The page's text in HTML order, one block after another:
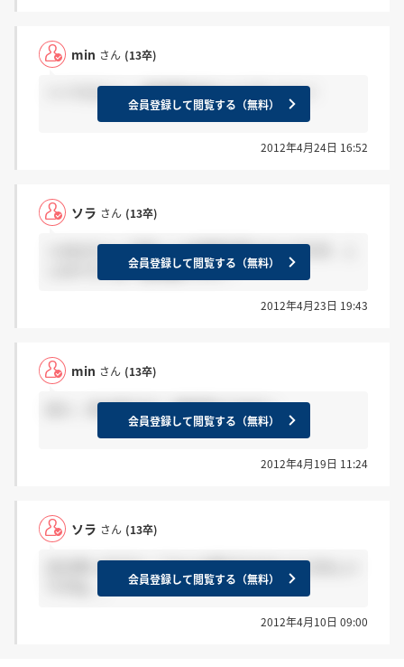
min さん (13卒)
＞ソラさんへ 一般常識がほとんどでしたよ！
会員登録して閲覧する（無料）
2012年4月24日 16:52
ソラ さん (13卒)
＞minさんへ 今度ここの説明会受けるんですが、こ
このテストは一般常識ですか？
会員登録して閲覧する（無料）
2012年4月23日 19:43
min さん (13卒)
はい、2013卒です！ 選考受けてます！
会員登録して閲覧する（無料）
2012年4月19日 11:24
ソラ さん (13卒)
2013卒いますかー？なんか書き込みないとさみしい
会員登録して閲覧する（無料）
2012年4月10日 09:00